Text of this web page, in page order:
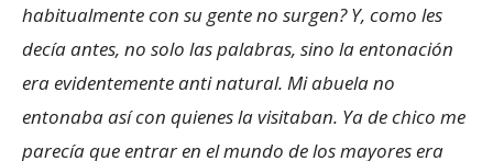
habitualmente con su gente no surgen? Y, como les
decía antes, no solo las palabras, sino la entonación
era evidentemente anti natural. Mi abuela no
entonaba así con quienes la visitaban. Ya de chico me
parecía que entrar en el mundo de los mayores era